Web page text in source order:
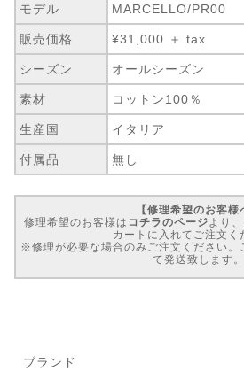
モデル MARCELLO/PR00
販売価格 ¥31,000 ＋ tax
シーズン オールシーズン
素材 コットン100％
生産国 イタリア
付属品 無し
【修理希望のお客様
修理希望のお客様は コチラのページ より
カートに入れてご注文く
※修理が必要な場合のみご注文ください。
て発送致します。
ブランド